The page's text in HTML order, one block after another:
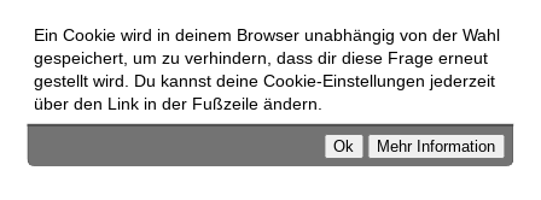
Ein Cookie wird in deinem Browser unabhängig von der Wahl
gespeichert, um zu verhindern, dass dir diese Frage erneut
gestellt wird. Du kannst deine Cookie-Einstellungen jederzeit
über den Link in der Fußzeile ändern.